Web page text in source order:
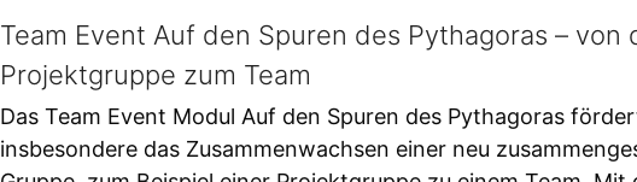
Team Event Auf den Spuren des Pythagoras – von
Projektgruppe zum Team
Das Team Event Modul Auf den Spuren des Pythagoras
insbesondere das Zusammenwachsen einer neu